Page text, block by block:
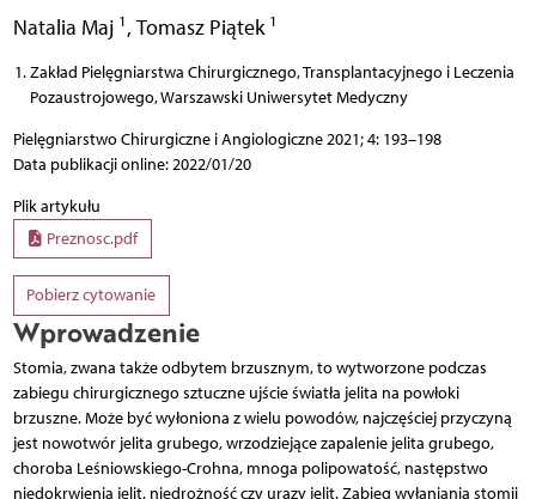
Natalia Maj 1 , Tomasz Piątek 1
Zakład Pielęgniarstwa Chirurgicznego, Transplantacyjnego i Leczenia
Pozaustrojowego, Warszawski Uniwersytet Medyczny
Pielęgniarstwo Chirurgiczne i Angiologiczne 2021; 4: 193–198
Data publikacji online: 2022/01/20
Plik artykułu
Preznosc.pdf
Pobierz cytowanie
Wprowadzenie
Stomia, zwana także odbytem brzusznym, to wytworzone podczas
zabiegu chirurgicznego sztuczne ujście światła jelita na powłoki
brzuszne. Może być wyłoniona z wielu powodów, najczęściej przyczyną
jest nowotwór jelita grubego, wrzodziejące zapalenie jelita grubego,
choroba Leśniowskiego-Crohna, mnoga polipowatość, następstwo
niedokrwienia jelit, niedrożność czy urazy jelit. Zabieg wyłaniania stomii